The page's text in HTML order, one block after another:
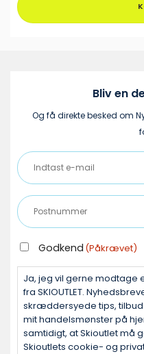
Bliv en
Og få direkte besked om
Indtast
e-
mail
(Påkrævet)
Postnummer
(Påkrævet)
GODKEND
(PÅKRÆVET)
Godkend (Påkrævet)
Ja, jeg vil gerne modtage
fra SKIOUTLET.
skræddersyede tips,
mit handelsmønster på
samtidigt, at Skioutlet må
Skioutlets cookie- og